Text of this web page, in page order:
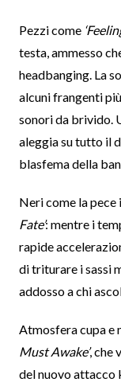
Pezzi come
testa, ammesso
headbanging. La
alcuni frangenti
sonori da brivido.
aleggia su tutto il
blasfema della
Neri come la pece
Fate’: mentre i
rapide
di triturare i sassi
addosso a chi
Atmosfera cupa e
Must Awake’, che
del nuovo attacco